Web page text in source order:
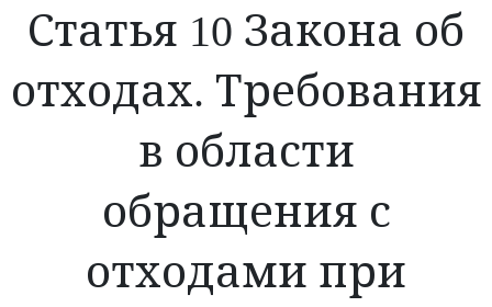
Статья 10 Закона об
отходах. Требования
в области
обращения с
отходами при